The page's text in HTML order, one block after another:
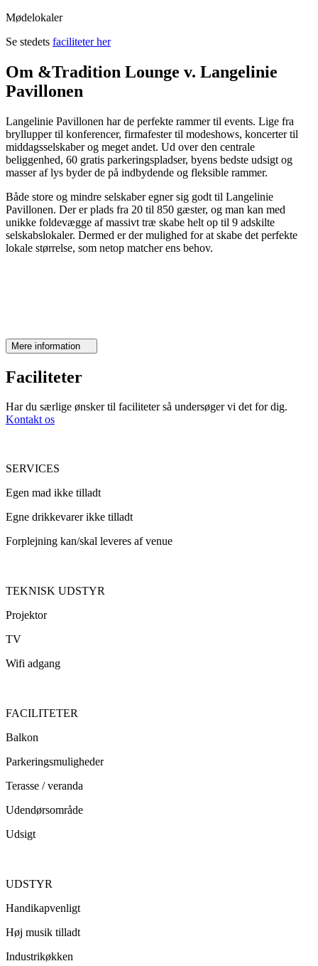
Mødelokaler
Se stedets faciliteter her
Om &Tradition Lounge v. Langelinie
Pavillonen
Langelinie Pavillonen har de perfekte rammer til events. Lige fra
bryllupper til konferencer, firmafester til modeshows, koncerter til
middagsselskaber og meget andet. Ud over den centrale
beliggenhed, 60 gratis parkeringspladser, byens bedste udsigt og
masser af lys byder de på indbydende og fleksible rammer.
Både store og mindre selskaber egner sig godt til Langelinie
Pavillonen. Der er plads fra 20 til 850 gæster, og man kan med
unikke foldevægge af massivt træ skabe helt op til 9 adskilte
selskabslokaler. Dermed er der mulighed for at skabe det perfekte
lokale størrelse, som netop matcher ens behov.
Mere information
Faciliteter
Har du særlige ønsker til faciliteter så undersøger vi det for dig.
Kontakt os
SERVICES
Egen mad ikke tilladt
Egne drikkevarer ikke tilladt
Forplejning kan/skal leveres af venue
TEKNISK UDSTYR
Projektor
TV
Wifi adgang
FACILITETER
Balkon
Parkeringsmuligheder
Terasse / veranda
Udendørsområde
Udsigt
UDSTYR
Handikapvenligt
Høj musik tilladt
Industrikøkken